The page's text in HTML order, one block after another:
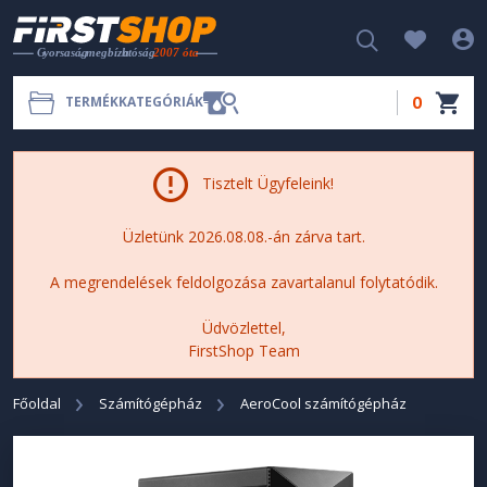
TERMÉKKATEGÓRIÁK 0
Tisztelt Ügyfeleink!
Üzletünk 2026.08.08.-án zárva tart.
A megrendelések feldolgozása zavartalanul folytatódik.
Üdvözlettel,
FirstShop Team
Főoldal Számítógépház AeroCool számítógépház